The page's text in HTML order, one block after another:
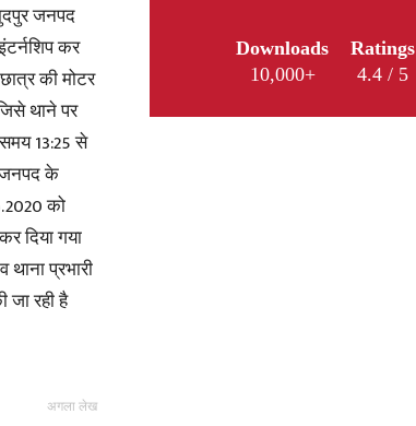
जनपद
कर
की मोटर
थाने पर
13:25 से
जनपद के
को
दिया गया
थाना प्रभारी
जा रही है
अगला लेख
Downloads
10,000+
Ratings
4.4 / 5